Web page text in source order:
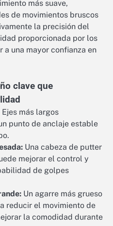
más suave,
de movimientos bruscos
la precisión del
proporcionada por los
una mayor confianza en
clave que
Ejes más largos
punto de anclaje estable
Una cabeza de putter
mejorar el control y
de golpes
Un agarre más grueso
reducir el movimiento de
la comodidad durante